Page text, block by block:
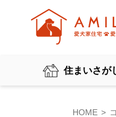
住まいさが
HOME